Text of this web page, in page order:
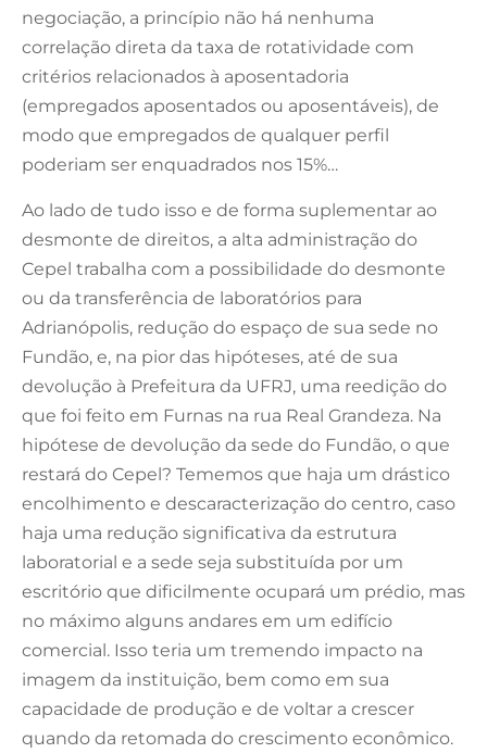
negociação, a princípio não há nenhuma
correlação direta da taxa de rotatividade com
critérios relacionados à aposentadoria
(empregados aposentados ou aposentáveis), de
modo que empregados de qualquer perfil
poderiam ser enquadrados nos 15%…
Ao lado de tudo isso e de forma suplementar ao
desmonte de direitos, a alta administração do
Cepel trabalha com a possibilidade do desmonte
ou da transferência de laboratórios para
Adrianópolis, redução do espaço de sua sede no
Fundão, e, na pior das hipóteses, até de sua
devolução à Prefeitura da UFRJ, uma reedição do
que foi feito em Furnas na rua Real Grandeza. Na
hipótese de devolução da sede do Fundão, o que
restará do Cepel? Tememos que haja um drástico
encolhimento e descaracterização do centro, caso
haja uma redução significativa da estrutura
laboratorial e a sede seja substituída por um
escritório que dificilmente ocupará um prédio, mas
no máximo alguns andares em um edifício
comercial. Isso teria um tremendo impacto na
imagem da instituição, bem como em sua
capacidade de produção e de voltar a crescer
quando da retomada do crescimento econômico.